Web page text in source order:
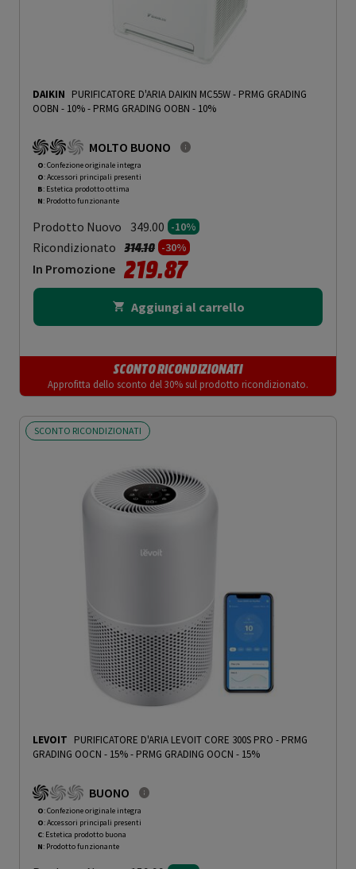
DAIKIN PURIFICATORE D'ARIA DAIKIN MC55W - PRMG GRADING
OOBN - 10%- PRMG GRADING OOBN - 10%
MOLTO BUONO
O: Confezione originale integra
O: Accessori principali presenti
B: Estetica prodotto ottima
N: Prodotto funzionante
Prodotto Nuovo 349.00 -10%
Ricondizionato Prezzo ridotto da
314.10a-30%
In Promozione 219.87
Aggiungi al carrello
SCONTO RICONDIZIONATI
Approfitta dello sconto del 30% sul prodotto ricondizionato.
SCONTO RICONDIZIONATI
LEVOIT PURIFICATORE D'ARIA LEVOIT CORE 300S PRO - PRMG
GRADING OOCN - 15%- PRMG GRADING OOCN - 15%
BUONO
O: Confezione originale integra
O: Accessori principali presenti
C: Estetica prodotto buona
N: Prodotto funzionante